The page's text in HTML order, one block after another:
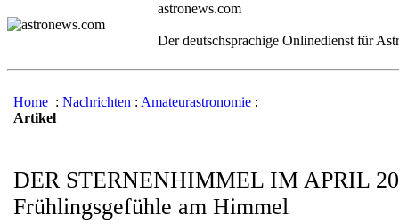
astronews.com
Der deutschsprachige Onlinedienst für
Home : Nachrichten : Amateurastronomie :
Artikel
DER STERNENHIMMEL IM APRIL
Frühlingsgefühle am Himmel